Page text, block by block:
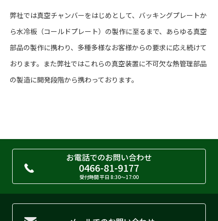
弊社では真空チャンバーをはじめとして、バッキングプレートか
ら水冷板（コールドプレート）の製作に至るまで、あらゆる真空
部品の製作に携わり、多種多様なお客様からの要求に応え続けて
おります。また弊社ではこれらの真空装置に不可欠な熱管理部品
の製造に開発段階から携わっております。
お電話でのお問い合わせ
0466-81-9177
受付時間 平日 8:30〜17:00